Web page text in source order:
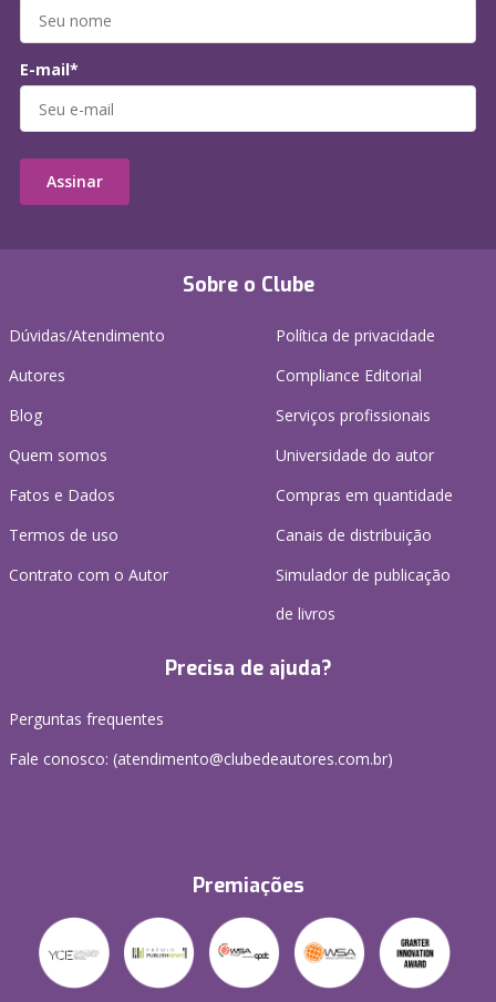
Sobre o Clube
Dúvidas/Atendimento
Autores
Blog
Quem somos
Fatos e Dados
Termos de uso
Contrato com o Autor
Política de privacidade
Compliance Editorial
Serviços profissionais
Universidade do autor
Compras em quantidade
Canais de distribuição
Simulador de publicação
de livros
Precisa de ajuda?
Perguntas frequentes
Fale conosco: (atendimento@clubedeautores.com.br)
Premiações
E-mail*
Assinar